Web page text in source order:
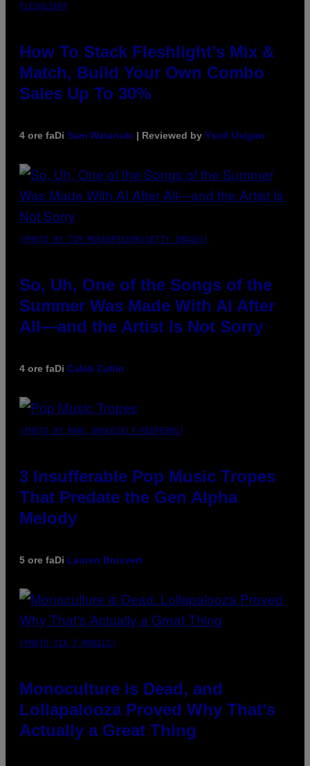
FLESHLIGHT
How To Stack Fleshlight’s Mix &
Match, Build Your Own Combo
Sales Up To 30%
4 ore faDi Sam Watanuki | Reviewed by Ysolt Usigan
(PHOTO BY TIM MOSENFELDER/GETTY IMAGES)
So, Uh, One of the Songs of the
Summer Was Made With AI After
All—and the Artist Is Not Sorry
4 ore faDi Caleb Catlin
(PHOTO BY MARC BROUSSELY/REDFERNS)
3 Insufferable Pop Music Tropes
That Predate the Gen Alpha
Melody
5 ore faDi Lauren Boisvert
(PHOTO VIA T-MOBILE)
Monoculture is Dead, and
Lollapalooza Proved Why That’s
Actually a Great Thing